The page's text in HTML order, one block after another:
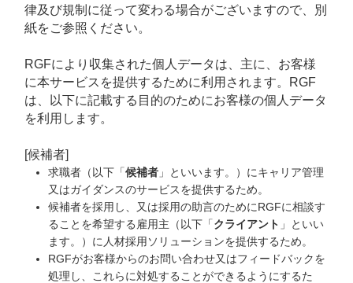
律及び規制に従って変わる場合がございますので、別
紙をご参照ください。
RGFにより収集された個人データは、主に、お客様
に本サービスを提供するために利用されます。RGF
は、以下に記載する目的のためにお客様の個人データ
を利用します。
[候補者]
求職者（以下「候補者 」といいます。）にキャリア管理
又はガイダンスのサービスを提供するため。
候補者を採用し、又は採用の助言のためにRGFに相談す
ることを希望する雇用主（以下「クライアント 」といい
ます。）に人材採用ソリューションを提供するため。
RGFがお客様からのお問い合わせ又はフィードバックを
処理し、これらに対処することができるようにするた